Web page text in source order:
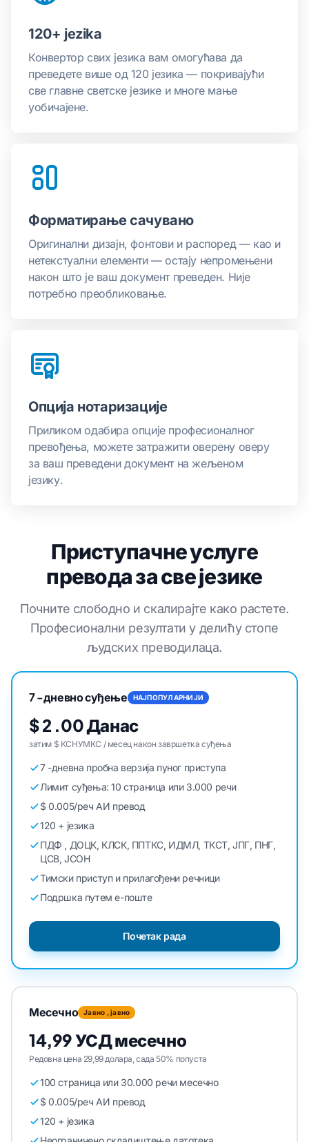
120+ jezika
Конвертор свих језика вам омогућава да
преведете више од 120 језика — покривајући
све главне светске језике и многе мање
уобичајене.
Форматирање сачувано
Оригинални дизајн, фонтови и распоред — као и
нетекстуални елементи — остају непромењени
након што је ваш документ преведен. Није
потребно преобликовање.
Опција нотаризације
Приликом одабира опције професионалног
превођења, можете затражити оверену оверу
за ваш преведени документ на жељеном
језику.
Приступачне услуге
превода за све језике
Почните слободно и скалирајте како растете.
Професионални резултати у делићу стопе
људских преводилаца.
7 -дневно суђење НАЈПОПУЛАРНИЈИ
$ 2 .00 Данас
затим $ КСНУМКС / месец након завршетка суђења
7 -дневна пробна верзија пуног приступа
Лимит суђења: 10 страница или 3.000 речи
$ 0.005/реч АИ превод
120 + језика
ПДФ , ДОЦК, КЛСК, ППТКС, ИДМЛ, ТКСТ, ЈПГ, ПНГ,
ЦСВ, ЈСОН
Тимски приступ и прилагођени речници
Подршка путем е-поште
Почетак рада
Месечно Јавно , јавно
14,99 УСД месечно
Редовна цена 29,99 долара, сада 50% попуста
100 страница или 30.000 речи месечно
$ 0.005/реч АИ превод
120 + језика